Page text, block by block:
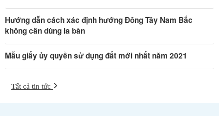
Hướng dẫn cách xác định hướng Đông Tây Nam Bắc
không cần dùng la bàn
Mẫu giấy ủy quyền sử dụng đất mới nhất năm 2021
Tất cả tin tức